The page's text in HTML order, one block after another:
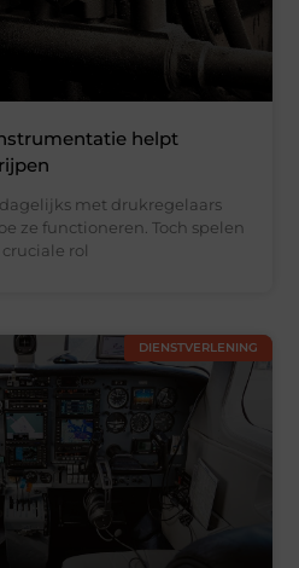
helpt
met drukregelaars
ze functioneren. Toch spelen
rol
DIENSTVERLENING